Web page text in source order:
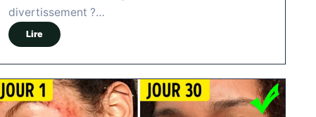
divertissement ?…
Lire